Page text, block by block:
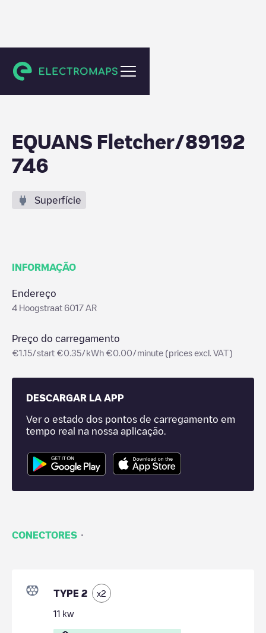
Thorn
EQUANS Fletcher/89192
746
Superfície
INFORMAÇÃO
Endereço
4 Hoogstraat 6017 AR
Preço do carregamento
€1.15/start €0.35/kWh €0.00/minute (prices excl. VAT)
DESCARGAR LA APP
Ver o estado dos pontos de carregamento em
tempo real na nossa aplicação.
CONECTORES ·
TYPE 2 x2
11 kw